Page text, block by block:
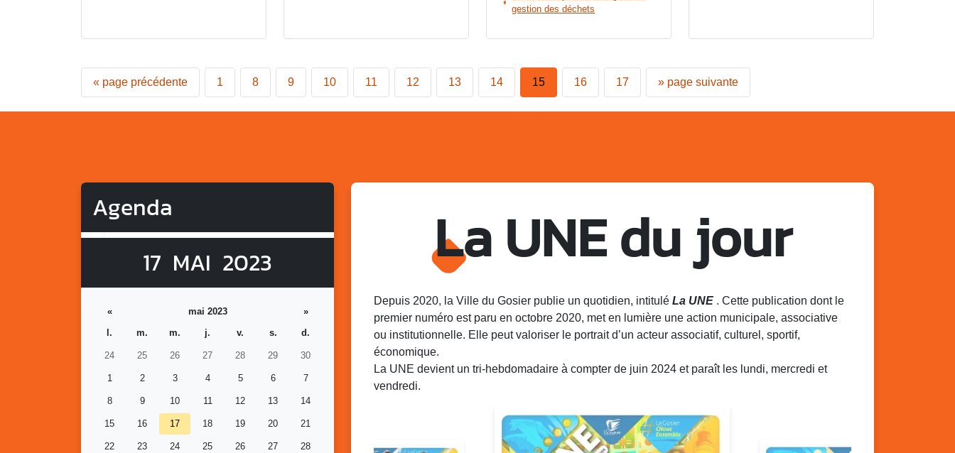
gestion des déchets
« page précédente 1 8 9 10 11 12 13 14 15 16 17 » page suivante
Agenda
17 MAI 2023
« mai 2023
»
l.
m. m. j. v. s. d.
24 25 26 27 28 29 30
1 2 3 4 5 6 7
8 9 10 11 12 13 14
15 16 17 18 19 20 21
22 23 24 25 26 27 28
La UNE du jour
Depuis 2020, la Ville du Gosier publie un quotidien, intitulé La UNE . Cette publication dont le
premier numéro est paru en octobre 2020, met en lumière une action municipale, associative
ou institutionnelle. Elle peut valoriser le portrait d’un acteur associatif, culturel, sportif,
économique.
La UNE devient un tri-hebdomadaire à compter de juin 2024 et paraît les lundi, mercredi et
vendredi.